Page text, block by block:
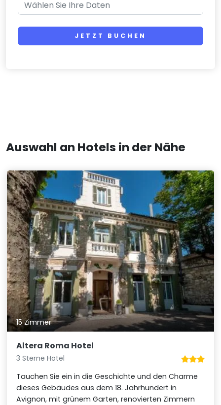
JETZT BUCHEN
Auswahl an Hotels in der Nähe
15 Zimmer
Altera Roma Hotel
3 Sterne Hotel
Tauchen Sie ein in die Geschichte und den Charme
dieses Gebäudes aus dem 18. Jahrhundert in
Avignon, mit grünem Garten, renovierten Zimmern